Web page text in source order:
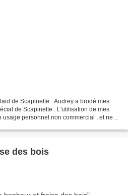
de Scapinette . Audrey a brodé mes
de Scapinette . L'utilisation de mes
personnel non commercial , et ne
des bois